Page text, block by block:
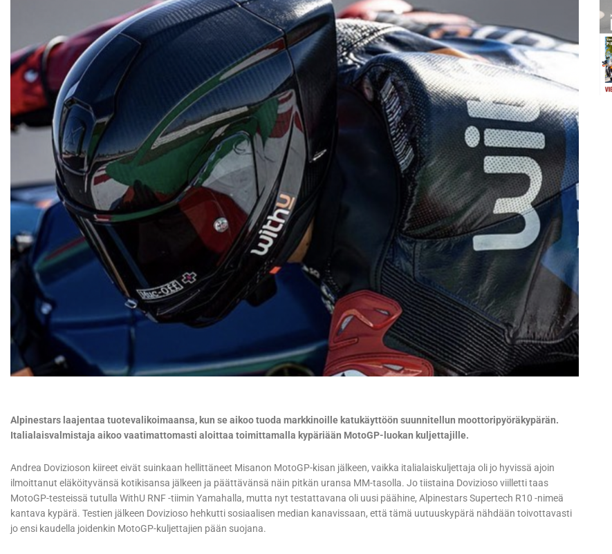
Alpinestars laajentaa tuotevalikoimaansa, kun se aikoo tuoda markkinoille katukäyttöön suunnitellun moottoripyöräkypärän.
Italialaisvalmistaja aikoo vaatimattomasti aloittaa toimittamalla kypäriään MotoGP-luokan kuljettajille.
Andrea Dovizioson kiireet eivät suinkaan hellittäneet Misanon MotoGP-kisan jälkeen, vaikka italialaiskuljettaja oli jo hyvissä ajoin
ilmoittanut eläköityvänsä kotikisansa jälkeen ja päättävänsä näin pitkän uransa MM-tasolla. Jo tiistaina Dovizioso viilletti taas
MotoGP-testeissä tutulla WithU RNF -tiimin Yamahalla, mutta nyt testattavana oli uusi päähine, Alpinestars Supertech R10 -nimeä
kantava kypärä. Testien jälkeen Dovizioso hehkutti sosiaalisen median kanavissaan, että tämä uutuuskypärä nähdään toivottavasti
jo ensi kaudella joidenkin MotoGP-kuljettajien pään suojana.